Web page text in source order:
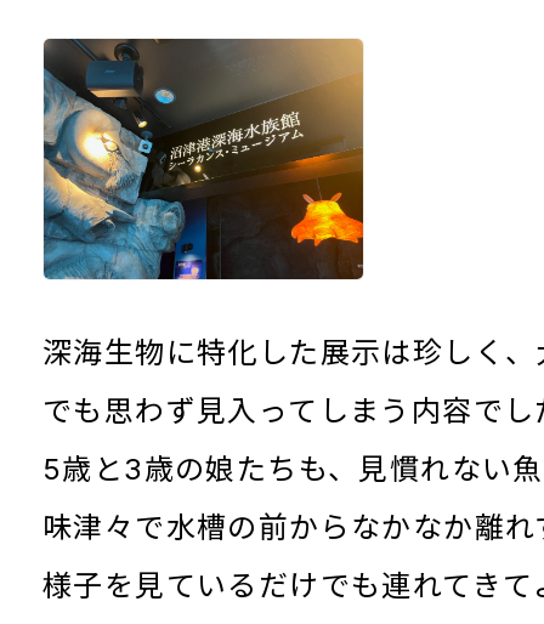
深海生物に特化した展示は珍しく
でも思わず見入ってしまう内容でし
5歳と3歳の娘たちも、見慣れない
味津々で水槽の前からなかなか離れ
様子を見ているだけでも連れてきて